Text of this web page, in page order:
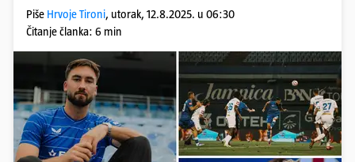
Piše Hrvoje Tironi, utorak, 12.8.2025. u 06:30
Čitanje članka: 6 min